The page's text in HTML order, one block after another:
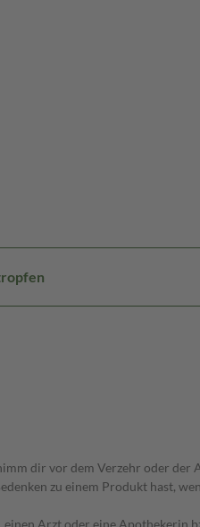
dir vor dem Verzehr oder
zu einem Produkt hast,
Arzt oder eine Apothekerin